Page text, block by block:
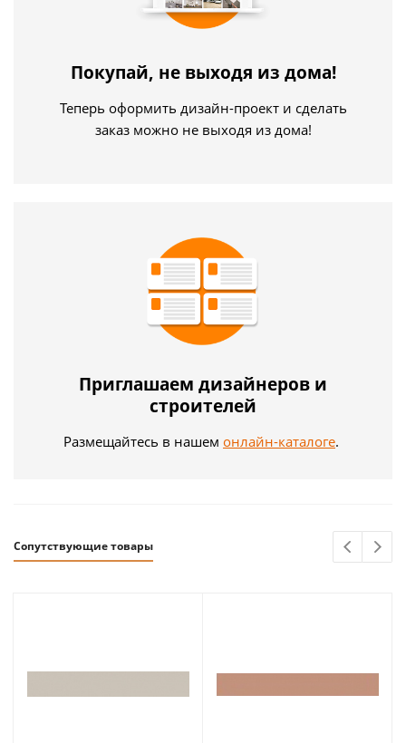
Покупай, не выходя из дома!
Теперь оформить дизайн-проект и сделать
заказ можно не выходя из дома!
Приглашаем дизайнеров и
строителей
Размещайтесь в нашем онлайн-каталоге.
Сопутствующие товары